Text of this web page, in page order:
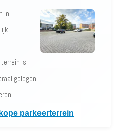
in
is
gelegen..
parkeerterrein